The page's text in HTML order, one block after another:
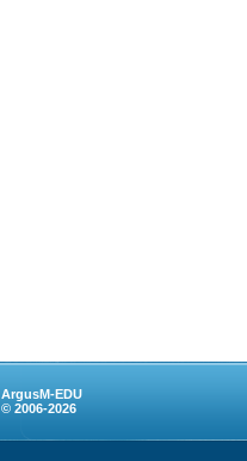
ArgusM-EDU
© 2006-2026